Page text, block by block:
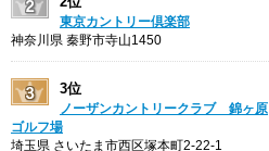
東京カントリー倶楽部
神奈川県 秦野市寺山1450
3位
ノーザンカントリークラブ 錦ヶ原
ゴルフ場
埼玉県 さいたま市西区塚本町2-22-1